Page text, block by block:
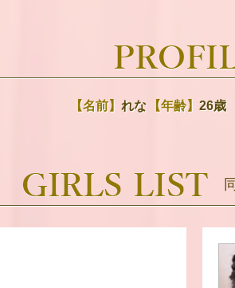
【名前】 れな 【年齢】 26歳